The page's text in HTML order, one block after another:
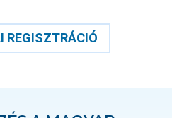
REGISZTRÁCIÓ